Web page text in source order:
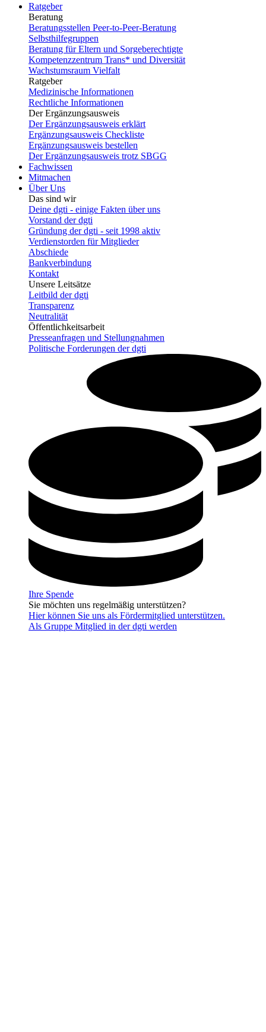
Ratgeber
Beratung
Beratungsstellen Peer-to-Peer-Beratung
Selbsthilfegruppen
Beratung für Eltern und Sorgeberechtigte
Kompetenzzentrum Trans* und Diversität
Wachstumsraum Vielfalt
Ratgeber
Medizinische Informationen
Rechtliche Informationen
Der Ergänzungsausweis
Der Ergänzungsausweis erklärt
Ergänzungsausweis Checkliste
Ergänzungsausweis bestellen
Der Ergänzungsausweis trotz SBGG
Fachwissen
Mitmachen
Über Uns
Das sind wir
Deine dgti - einige Fakten über uns
Vorstand der dgti
Gründung der dgti - seit 1998 aktiv
Verdienstorden für Mitglieder
Abschiede
Bankverbindung
Kontakt
Unsere Leitsätze
Leitbild der dgti
Transparenz
Neutralität
Öffentlichkeitsarbeit
Presseanfragen und Stellungnahmen
Politische Forderungen der dgti
Ihre Spende
Sie möchten uns regelmäßig unterstützen?
Hier können Sie uns als Fördermitglied unterstützen.
Als Gruppe Mitglied in der dgti werden